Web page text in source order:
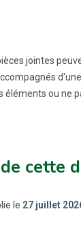
jointes
éléments ou ne
cette
le 27 juillet